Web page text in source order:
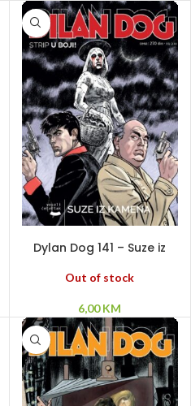
Dylan Dog 141 – Suze iz
Out of stock
6,00KM